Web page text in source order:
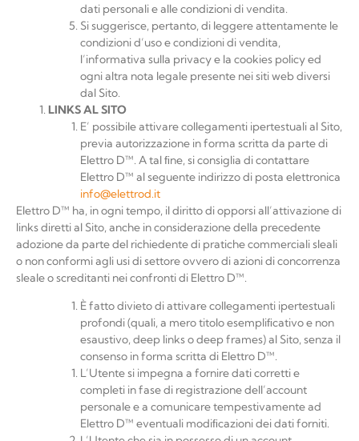
dati personali e alle condizioni di vendita.
Si suggerisce, pertanto, di leggere attentamente le
condizioni d’uso e condizioni di vendita,
l’informativa sulla privacy e la cookies policy ed
ogni altra nota legale presente nei siti web diversi
dal Sito.
LINKSALSITO
E’ possibile attivare collegamenti ipertestuali al Sito,
previa autorizzazione in forma scritta da parte di
Elettro D™. A tal ﬁne, si consiglia di contattare
Elettro D™ al seguente indirizzo di posta elettronica
info@elettrod.it
Elettro D™ ha, in ogni tempo, il diritto di opporsi all’attivazione di
links diretti al Sito, anche in considerazione della precedente
adozione da parte del richiedente di pratiche commerciali sleali
o non conformi agli usi di settore ovvero di azioni di concorrenza
sleale o screditanti nei confronti di Elettro D™.
È fatto divieto di attivare collegamenti ipertestuali
profondi (quali, a mero titolo esempliﬁcativo e non
esaustivo, deep links o deep frames) al Sito, senza il
consenso in forma scritta di Elettro D™.
L’Utente si impegna a fornire dati corretti e
completi in fase di registrazione dell’account
personale e a comunicare tempestivamente ad
Elettro D™ eventuali modiﬁcazioni dei dati forniti.